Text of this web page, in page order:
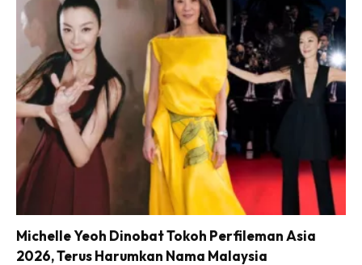
Cara Penyediaan :
Semua bahan-bahan di atas campur dan gaul-gaulkan
dengan kerang yang direbus tadi.
Ads
Michelle Yeoh Dinobat Tokoh Perfileman Asia
2026, Terus Harumkan Nama Malaysia